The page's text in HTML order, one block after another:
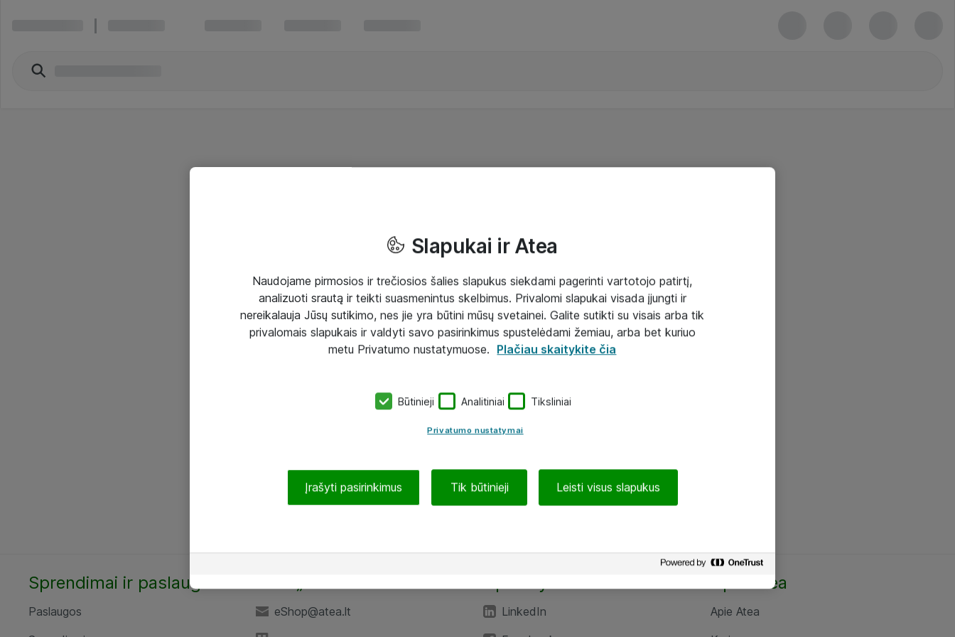
Sprendimai ir paslaugos
Paslaugos
eShop@atea.lt
LinkedIn
Apie Atea
Apie Atea
Slapukai ir Atea
Naudojame pirmosios ir trečiosios šalies slapukus siekdami pagerinti vartotojo patirtį,
analizuoti srautą ir teikti suasmenintus skelbimus. Privalomi slapukai visada įjungti ir
nereikalauja Jūsų sutikimo, nes jie yra būtini mūsų svetainei. Galite sutikti su visais arba tik
privalomais slapukais ir valdyti savo pasirinkimus spustelėdami žemiau, arba bet kuriuo
metu Privatumo nustatymuose. Plačiau skaitykite čia
Būtinieji Analitiniai Tiksliniai
Privatumo nustatymai
Įrašyti pasirinkimus Tik būtinieji Leisti visus slapukus